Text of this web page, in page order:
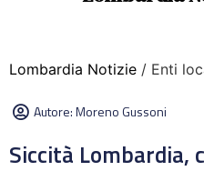
Lombardia Notizie / Enti
Autore:Moreno Gussoni
Siccità Lombardia,